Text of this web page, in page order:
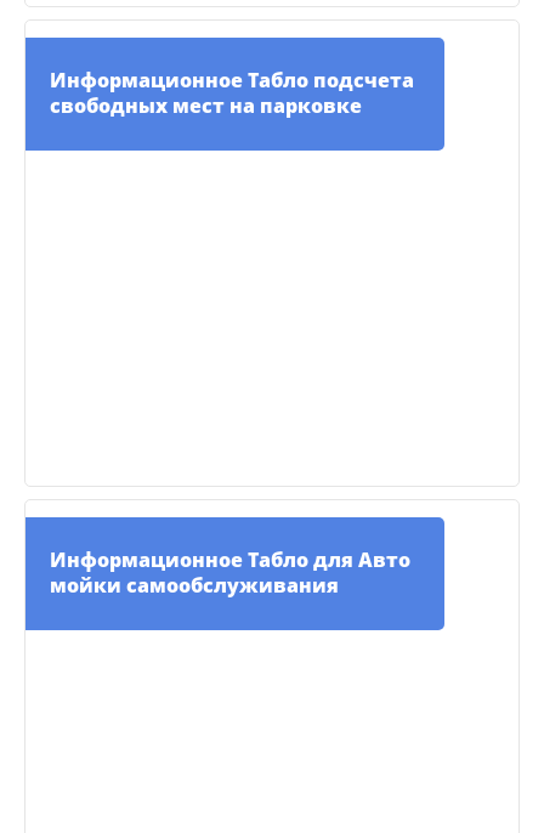
Информационное Табло подсчета
свободных мест на парковке
Информационное Табло для Авто
мойки самообслуживания